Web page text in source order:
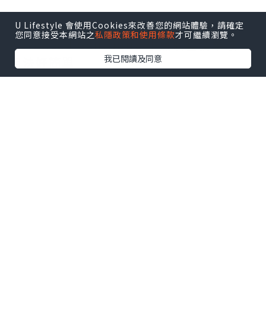
平時我會喺護膚步驟入面用Lancôme
Advanced Génifique 小黑瓶當精華液
用法好簡單
淨係要喺洗完面之後
U Lifestyle 會使用Cookies來改善您的網站體驗，請確定
您同意接受本網站之私隱政策和使用條款才可繼續瀏覽。
我已閱讀及同意